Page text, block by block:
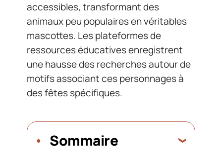
accessibles, transformant des
animaux peu populaires en véritables
mascottes. Les plateformes de
ressources éducatives enregistrent
une hausse des recherches autour de
motifs associant ces personnages à
des fêtes spécifiques.
Sommaire